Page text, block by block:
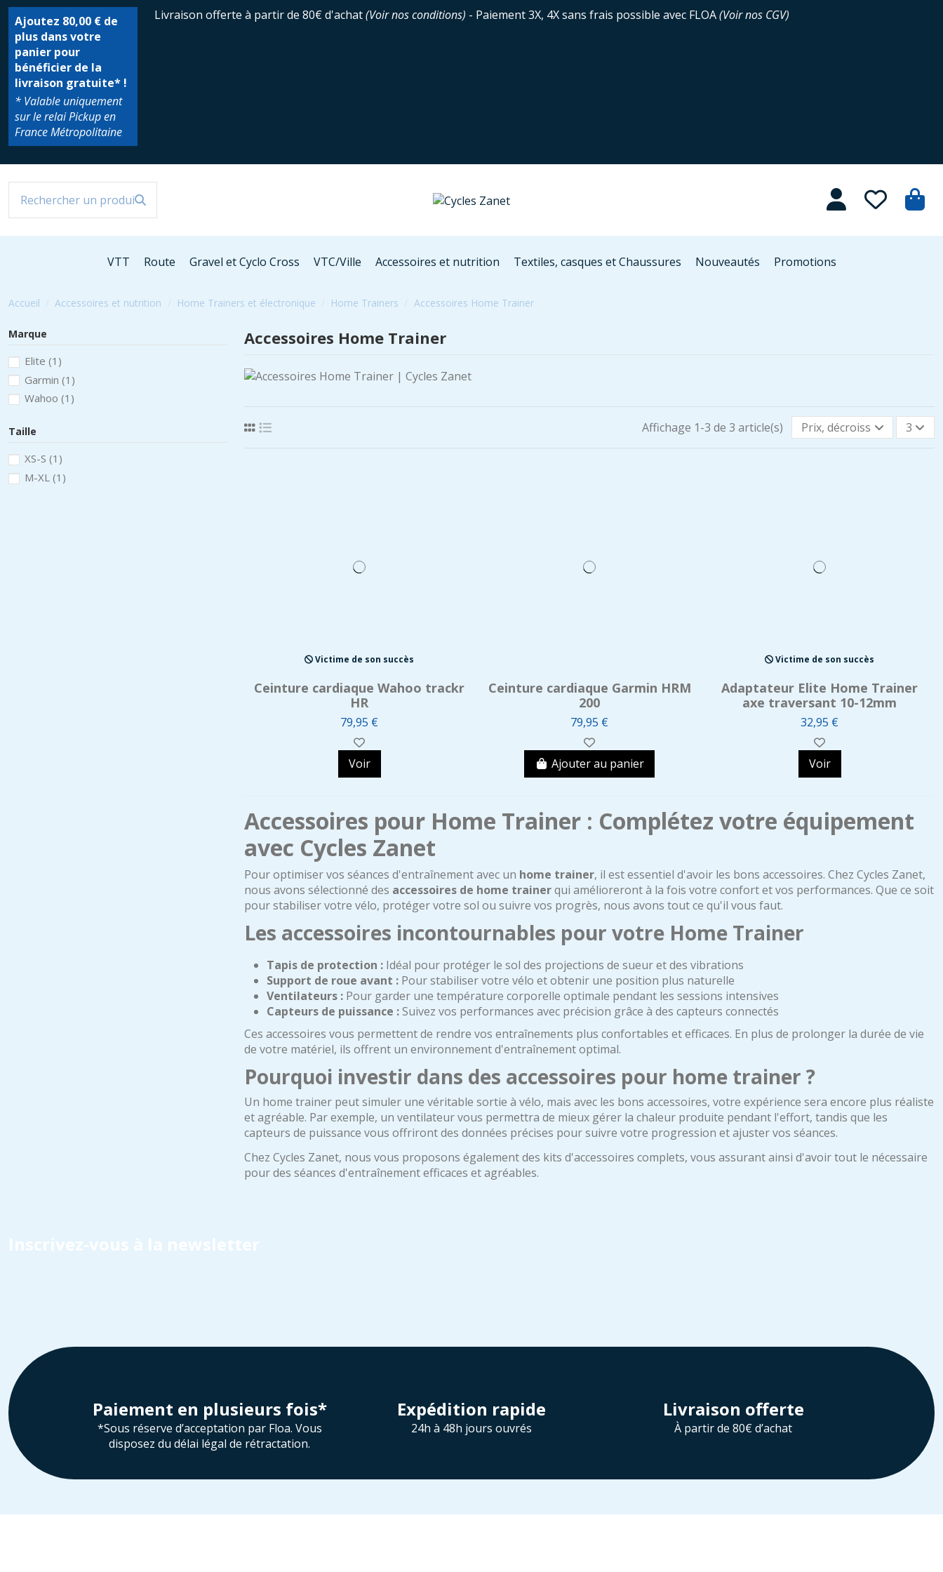
Ajoutez 80,00 € de
plus dans votre
panier pour
bénéficier de la
livraison gratuite* !
* Valable uniquement
sur le relai Pickup en
France Métropolitaine
Livraison offerte à partir de 80€ d'achat(Voir nos conditions) - Paiement 3X, 4X sans frais possible avec FLOA(Voir nos CGV)
VTT Route Gravel et Cyclo Cross VTC/Ville Accessoires et nutrition Textiles, casques et Chaussures Nouveautés Promotions
Accueil Accessoires et nutrition Home Trainers et électronique Home Trainers Accessoires Home Trainer
Accessoires Home Trainer
Affichage 1-3 de 3 article(s) Prix, décroissant 3
Victime de son succès
Ceinture cardiaque Wahoo trackr
HR
79,95 €
Voir
Ceinture cardiaque Garmin HRM
200
79,95 €
Ajouter au panier
Victime de son succès
Adaptateur Elite Home Trainer
axe traversant 10-12mm
32,95 €
Voir
Accessoires pour Home Trainer : Complétez votre équipement
avec Cycles Zanet
Pour optimiser vos séances d'entraînement avec un home trainer, il est essentiel d'avoir les bons accessoires. Chez Cycles Zanet,
nous avons sélectionné des accessoires de home trainerqui amélioreront à la fois votre confort et vos performances. Que ce soit
pour stabiliser votre vélo, protéger votre sol ou suivre vos progrès, nous avons tout ce qu'il vous faut.
Les accessoires incontournables pour votre Home Trainer
Tapis de protection : Idéal pour protéger le sol des projections de sueur et des vibrations
Support de roue avant : Pour stabiliser votre vélo et obtenir une position plus naturelle
Ventilateurs : Pour garder une température corporelle optimale pendant les sessions intensives
Capteurs de puissance :Suivez vos performances avec précision grâce à des capteurs connectés
Ces accessoires vous permettent de rendre vos entraînements plus confortables et efficaces. En plus de prolonger la durée de vie
de votre matériel, ils offrent un environnement d'entraînement optimal.
Pourquoi investir dans des accessoires pour home trainer ?
Un home trainer peut simuler une véritable sortie à vélo, mais avec les bons accessoires, votre expérience sera encore plus réaliste
et agréable. Par exemple, un ventilateur vous permettra de mieux gérer la chaleur produite pendant l'effort, tandis que les
capteurs de puissance vous offriront des données précises pour suivre votre progression et ajuster vos séances.
Chez Cycles Zanet, nous vous proposons également des kits d'accessoires complets, vous assurant ainsi d'avoir tout le nécessaire
pour des séances d'entraînement efficaces et agréables.
Marque
Elite (1)
Garmin (1)
Wahoo (1)
Taille
XS-S (1)
M-XL (1)
Inscrivez-vous à la newsletter
Paiement en plusieurs fois*
*Sous réserve d’acceptation par Floa. Vous
disposez du délai légal de rétractation.
Expédition rapide
24h à 48h jours ouvrés
Livraison offerte
À partir de 80€ d’achat